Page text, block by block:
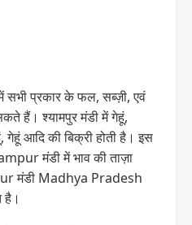
सभी प्रकार के फल, सब्ज़ी, एवं
हैं। श्यामपुर मंडी में गेहूं,
गेहूं आदि की बिक्री होती है। इस
मंडी में भाव की ताज़ा
मंडी Madhya Pradesh
है।